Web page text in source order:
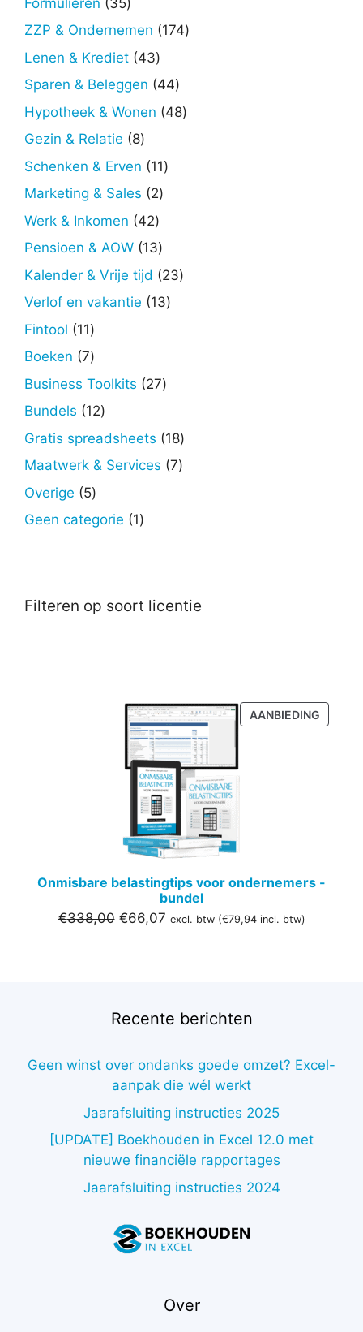
producten
ZZP & Ondernemen 174174
Lenen & Krediet 4343
producten
Sparen & Beleggen 4444
producten
Hypotheek & Wonen 4848
Gezin & Relatie 88
producten
Schenken & Erven 1111
Marketing & Sales 22
Werk & Inkomen 4242
producten
Pensioen & AOW 1313
producten
Kalender & Vrije tijd 2323
Verlof en vakantie 1313
Fintool 1111
producten
Boeken 77
producten
Business Toolkits 2727
Bundels 1212
producten
Gratis spreadsheets 1818
producten
Maatwerk & Services 77
Overige 55
producten
Geen categorie 11
Filteren op soort licentie
AANBIEDING
IN
Onmisbare belastingtips voor ondernemers -
bundel
€338,00 Oorspronkelijke
€66,07Huidige
excl. btw (€79,94incl. btw)
Recente berichten
Geen winst over ondanks goede omzet? Excel-
aanpak die wél werkt
Jaarafsluiting instructies 2025
[UPDATE] Boekhouden in Excel 12.0 met
nieuwe financiële rapportages
Jaarafsluiting instructies 2024
Over